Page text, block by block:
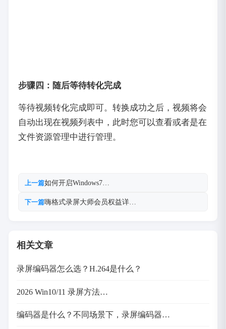
步骤四：随后等待转化完成
等待视频转化完成即可。转换成功之后，视频将会
自动出现在视频列表中，此时您可以查看或者是在
文件资源管理中进行管理。
上一篇如何开启Windows7…
下一篇嗨格式录屏大师会员权益详…
相关文章
录屏编码器怎么选？H.264是什么？
2026 Win10/11 录屏方法…
编码器是什么？不同场景下，录屏编码器…